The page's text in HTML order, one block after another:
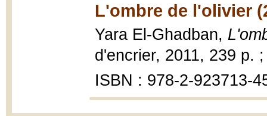
L'ombre de l'olivier
Yara El-Ghadban,
d'encrier, 2011, 239 p.
ISBN : 978-2-923713-